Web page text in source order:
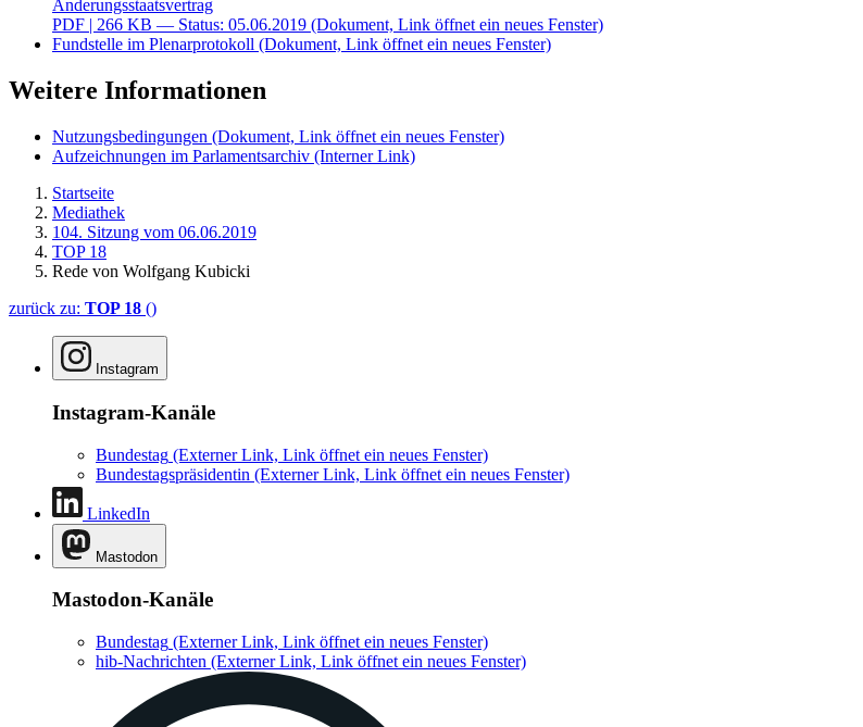
Änderungsstaatsvertrag
PDF | 266 KB — Status: 05.06.2019 (Dokument, Link öffnet ein neues Fenster)
Fundstelle im Plenarprotokoll (Dokument, Link öffnet ein neues Fenster)
Weitere Informationen
Nutzungsbedingungen (Dokument, Link öffnet ein neues Fenster)
Aufzeichnungen im Parlamentsarchiv (Interner Link)
Startseite
Mediathek
104. Sitzung vom 06.06.2019
TOP 18
Rede von Wolfgang Kubicki
zurück zu: TOP 18 ()
Instagram
Instagram-Kanäle
Bundestag (Externer Link, Link öffnet ein neues Fenster)
Bundestagspräsidentin (Externer Link, Link öffnet ein neues Fenster)
LinkedIn
Mastodon
Mastodon-Kanäle
Bundestag (Externer Link, Link öffnet ein neues Fenster)
hib-Nachrichten (Externer Link, Link öffnet ein neues Fenster)